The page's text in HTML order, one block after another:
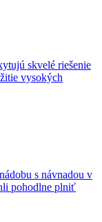
skvelé riešenie
vysokých
s návnadou v
pohodlne plniť